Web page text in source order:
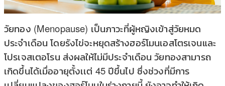
วัยทอง (Menopause) เป็นภาวะที่ผู้หญิงเข้าสู่วัยหมด
ประจำเดือน โดยรังไข่จะหยุดสร้างฮอร์โมนเอสโตรเจนและ
โปรเจสเตอโรน ส่งผลให้ไม่มีประจำเดือน วัยทองสามารถ
เกิดขึ้นได้เมื่ออายุตั้งเเต่ 45 ปีขึ้นไป ซึ่งช่วงที่มีการ